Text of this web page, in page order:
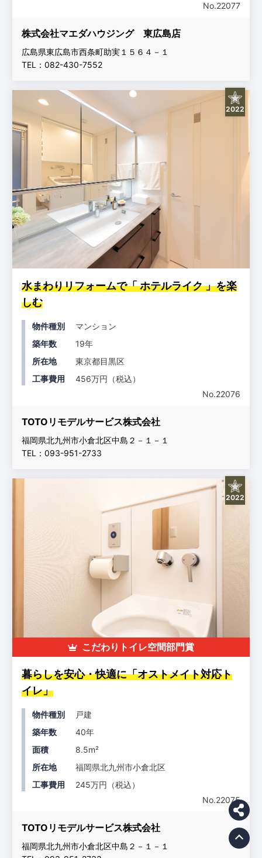
No.22077
株式会社マエダハウジング 東広島店
広島県東広島市西条町助実１５６４－１
TEL：082-430-7552
2022
水まわりリフォームで「 ホテルライク 」を楽
しむ
物件種別
マンション
築年数
19年
所在地
東京都目黒区
工事費用
456万円（税込）
No.22076
TOTOリモデルサービス株式会社
福岡県北九州市小倉北区中島２－１－１
TEL：093-951-2733
2022
こだわりトイレ空間部門賞
暮らしを安心・快適に「オストメイト対応ト
イレ」
物件種別
戸建
築年数
40年
面積
8.5m²
所在地
福岡県北九州市小倉北区
工事費用
245万円（税込）
No.22075
TOTOリモデルサービス株式会社
福岡県北九州市小倉北区中島２－１－１